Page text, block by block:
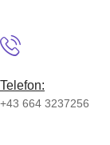
Telefon:
+43 664 3237256